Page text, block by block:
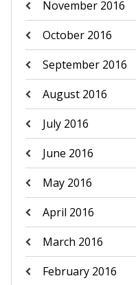
November 2016
October 2016
September 2016
August 2016
July 2016
June 2016
May 2016
April 2016
March 2016
February 2016